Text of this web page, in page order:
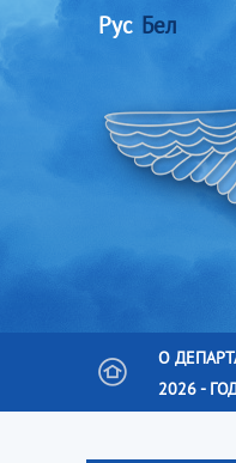
Рус Бел
О
2026 -